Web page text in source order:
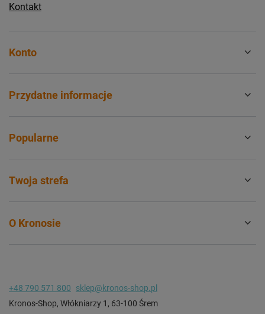
Kontakt
Konto
Przydatne informacje
Popularne
Twoja strefa
O Kronosie
+48 790 571 800
sklep@kronos-shop.pl
Kronos-Shop, Włókniarzy 1 , 63-100 Śrem